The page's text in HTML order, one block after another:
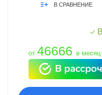
В СРАВНЕНИЕ
от 46666 в месяц